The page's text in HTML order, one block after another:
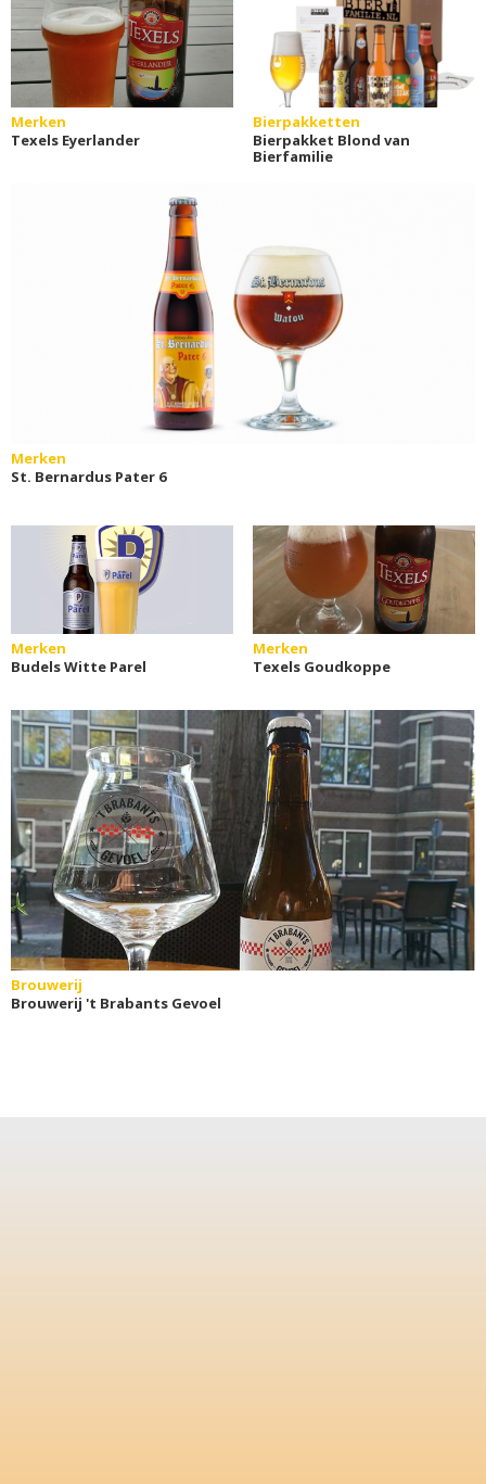
Merken
Texels Eyerlander
Bierpakketten
Bierpakket Blond van
Bierfamilie
Merken
St. Bernardus Pater 6
Merken
Budels Witte Parel
Merken
Texels Goudkoppe
Brouwerij
Brouwerij 't Brabants Gevoel